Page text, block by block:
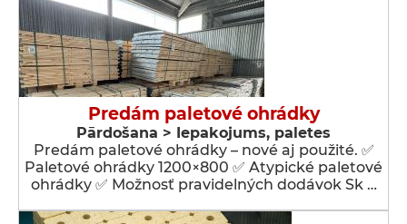
Predám paletové ohrádky
Pārdošana > Iepakojums, paletes
Predám paletové ohrádky – nové aj použité. ✅
Paletové ohrádky 1200×800 ✅ Atypické paletové
ohrádky ✅ Možnosť pravidelných dodávok Sk …